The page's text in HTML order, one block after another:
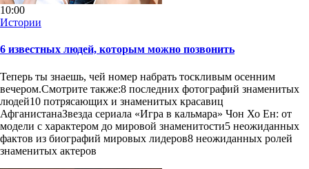
10:00
Истории
6 известных людей, которым можно позвонить
Теперь ты знаешь, чей номер набрать тоскливым осенним
вечером.Смотрите также:8 последних фотографий знаменитых
людей10 потрясающих и знаменитых красавиц
АфганистанаЗвезда сериала «Игра в кальмара» Чон Хо Ен: от
модели с характером до мировой знаменитости5 неожиданных
фактов из биографий мировых лидеров8 неожиданных ролей
знаменитых актеров